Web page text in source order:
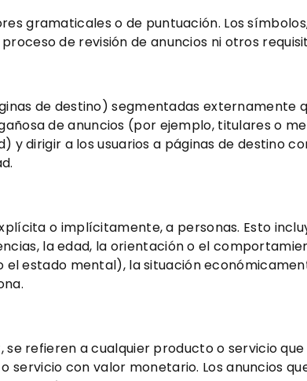
gramaticales o de puntuación. Los
de revisión de anuncios ni otros
de destino) segmentadas externamente
de anuncios (por ejemplo, titulares o
dirigir a los usuarios a páginas de destino
o implícitamente, a personas. Esto
la edad, la orientación o el
estado mental), la situación
se refieren a cualquier producto o servicio
con valor monetario. Los anuncios